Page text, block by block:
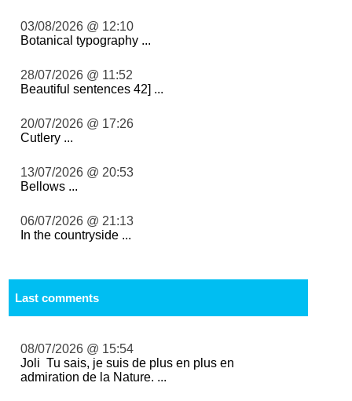
03/08/2026 @ 12:10
Botanical typography ...
28/07/2026 @ 11:52
Beautiful sentences 42] ...
20/07/2026 @ 17:26
Cutlery ...
13/07/2026 @ 20:53
Bellows ...
06/07/2026 @ 21:13
In the countryside ...
Last comments
08/07/2026 @ 15:54
Joli Tu sais, je suis de plus en plus en
admiration de la Nature. ...